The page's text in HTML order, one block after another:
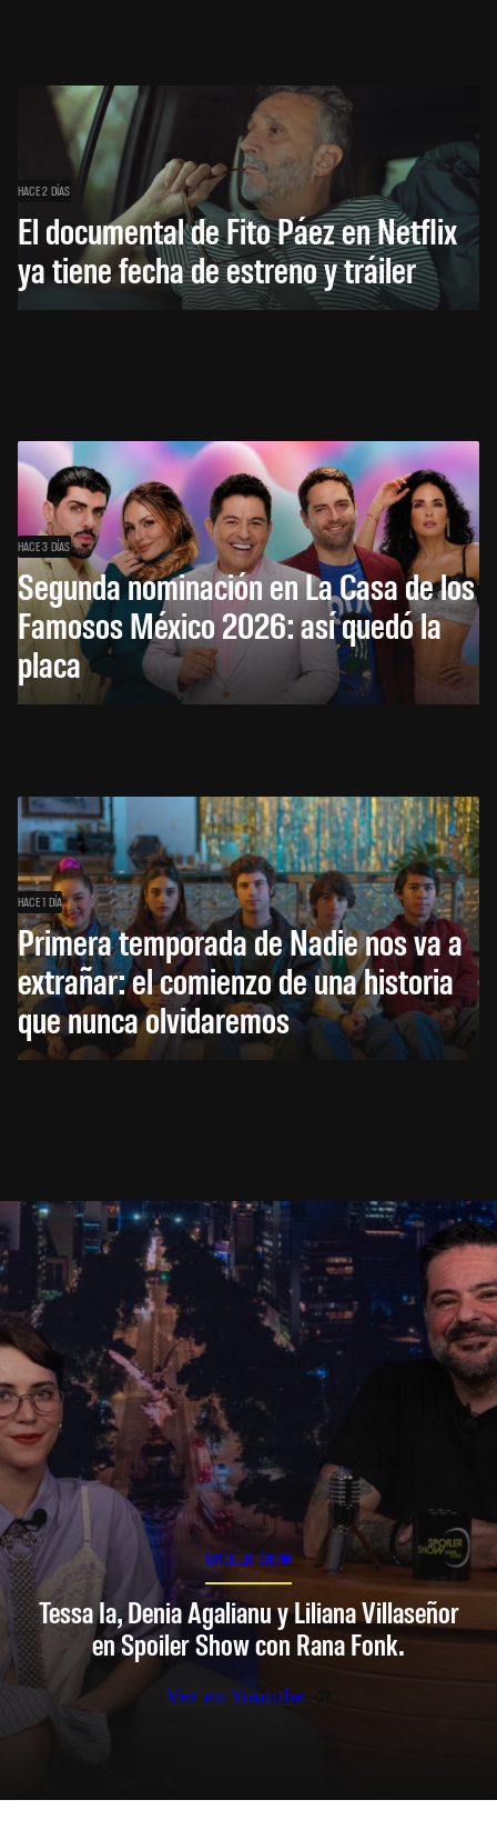
HACE 2 DÍAS
El documental de Fito Páez en Netflix
ya tiene fecha de estreno y tráiler
HACE 3 DÍAS
Segunda nominación en La Casa de los
Famosos México 2026: así quedó la
placa
HACE 1 DÍA
Primera temporada de Nadie nos va a
extrañar: el comienzo de una historia
que nunca olvidaremos
SPOILER SHOW
Tessa Ia, Denia Agalianu y Liliana Villaseñor
en Spoiler Show con Rana Fonk.
Ver en Youtube